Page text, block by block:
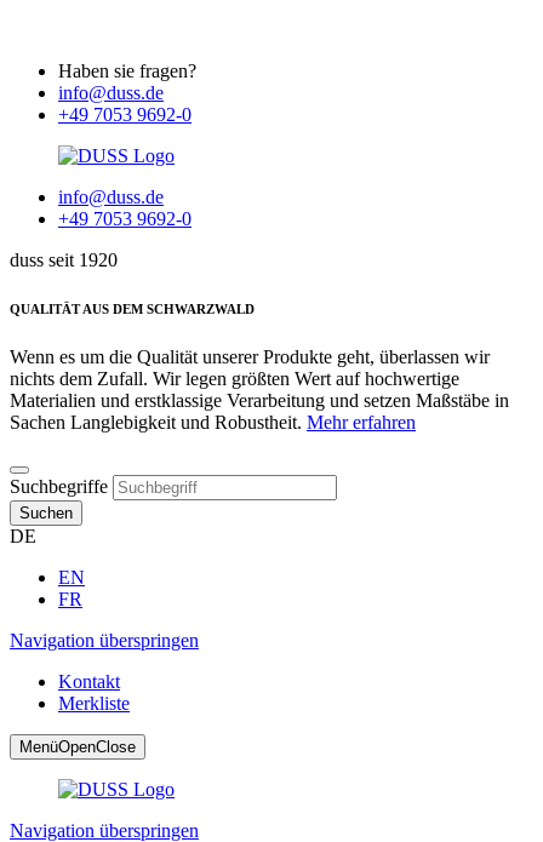
Haben sie fragen?
info@duss.de
+49 7053 9692-0
info@duss.de
+49 7053 9692-0
duss seit 1920
QUALITÄT AUS DEM SCHWARZWALD
Wenn es um die Qualität unserer Produkte geht, überlassen wir
nichts dem Zufall. Wir legen größten Wert auf hochwertige
Materialien und erstklassige Verarbeitung und setzen Maßstäbe in
Sachen Langlebigkeit und Robustheit. Mehr erfahren
Suchbegriffe
Suchen
DE
EN
FR
Navigation überspringen
Kontakt
Merkliste
MenüOpenClose
Navigation überspringen